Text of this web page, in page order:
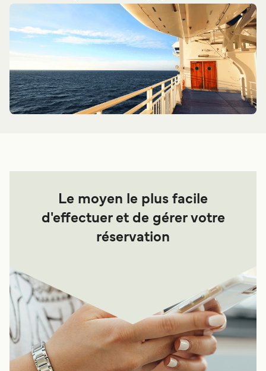
Le moyen le plus facile
d'effectuer et de gérer votre
réservation